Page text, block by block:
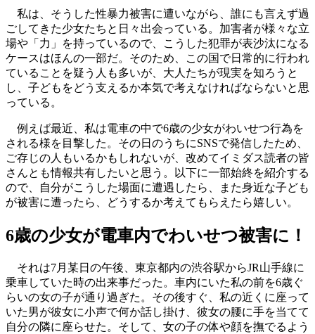
私は、そうした性暴力被害に遭いながら、誰にも言えず過
ごしてきた少女たちと日々出会っている。加害者が様々な立
場や「力」を持っているので、こうした犯罪が表沙汰になる
ケースはほんの一部だ。そのため、この国で日常的に行われ
ていることを疑う人も多いが、大人たちが現実を知ろうと
し、子どもをどう支えるか本気で考えなければならないと思
っている。
例えば最近、私は電車の中で6歳の少女がわいせつ行為を
される様を目撃した。その日のうちにSNSで発信したため、
ご存じの人もいるかもしれないが、改めてイミダス読者の皆
さんとも情報共有したいと思う。以下に一部始終を紹介する
ので、自分がこうした場面に遭遇したら、また身近な子ども
が被害に遭ったら、どうするか考えてもらえたら嬉しい。
6歳の少女が電車内でわいせつ被害に！
それは7月某日の午後、東京都内の渋谷駅からJR山手線に
乗車していた時の出来事だった。車内にいた私の前を6歳ぐ
らいの女の子が通り過ぎた。その後すぐ、私の近くに座って
いた男が彼女に小声で何か話し掛け、彼女の腰に手を当てて
自分の隣に座らせた。そして、女の子の体や顔を撫でるよう